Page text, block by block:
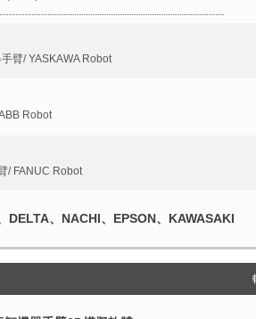
臂/ YASKAWA Robot
Robot
/ FANUC Robot
DELTA、NACHI、EPSON、KAWASAKI